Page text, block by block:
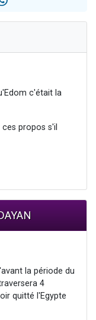
c'était la
propos s'il
la période du
4
quitté l'Egypte